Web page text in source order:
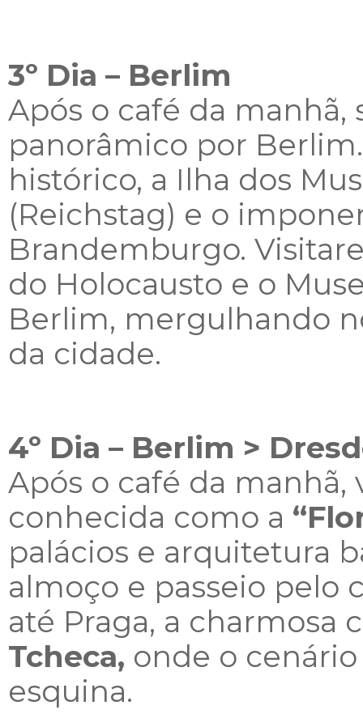
3º Dia – Berlim
Após o café da manhã,
panorâmico por
histórico, a Ilha dos
(Reichstag) e o
Brandemburgo.
do Holocausto e o
Berlim, mergulhando
da cidade.
4º Dia – Berlim >
Após o café da
conhecida como a
palácios e arquitetura
almoço e passeio pelo
até Praga, a charmosa
Tcheca, onde o
esquina.